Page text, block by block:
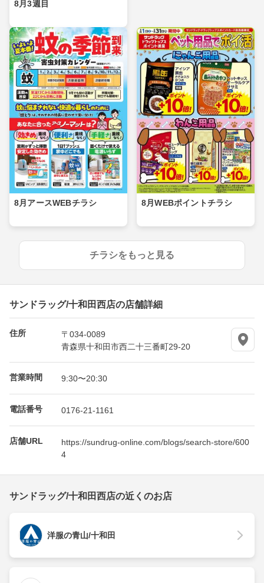
8月3週目
8月アースWEBチラシ 8月WEBポイントチラシ
チラシをもっと見る
サンドラッグ/十和田西店の店舗詳細
住所
〒034-0089
青森県十和田市西二十三番町29-20
営業時間 9:30〜20:30
電話番号 0176-21-1161
店舗URL
https://sundrug-online.com/blogs/search-store/600
4
サンドラッグ/十和田西店の近くのお店
洋服の青山/十和田